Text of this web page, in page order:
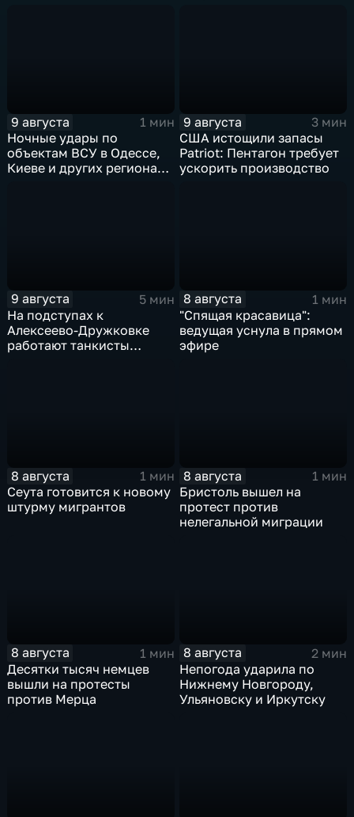
9 августа
1 мин
Ночные удары по
объектам ВСУ в Одессе,
Киеве и других регионах
9 августа
3 мин
США истощили запасы
Patriot: Пентагон требует
ускорить производство
9 августа
5 мин
На подступах к
Алексеево-Дружковке
работают танкисты
8 августа
1 мин
"Спящая красавица":
ведущая уснула в прямом
эфире
8 августа
1 мин
Сеута готовится к новому
штурму мигрантов
8 августа
1 мин
Бристоль вышел на
протест против
нелегальной миграции
8 августа
1 мин
Десятки тысяч немцев
вышли на протесты
против Мерца
8 августа
2 мин
Непогода ударила по
Нижнему Новгороду,
Ульяновску и Иркутску